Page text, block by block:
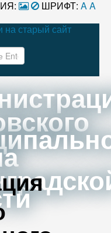
ШРИФТ: AA
на старый сайт